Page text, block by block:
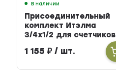
В наличии
Присоединительный
комплект Итэлма
3/4х1/2 для счетчиков
1 155₽ / шт.